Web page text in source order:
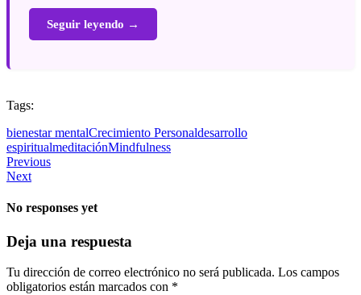
Seguir leyendo →
Tags:
bienestar mentalCrecimiento Personaldesarrollo
espiritualmeditaciónMindfulness
Previous
Next
No responses yet
Deja una respuesta
Tu dirección de correo electrónico no será publicada. Los campos
obligatorios están marcados con *